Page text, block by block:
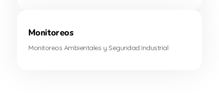
Monitoreos
Monitoreos Ambientales y Seguridad Industrial